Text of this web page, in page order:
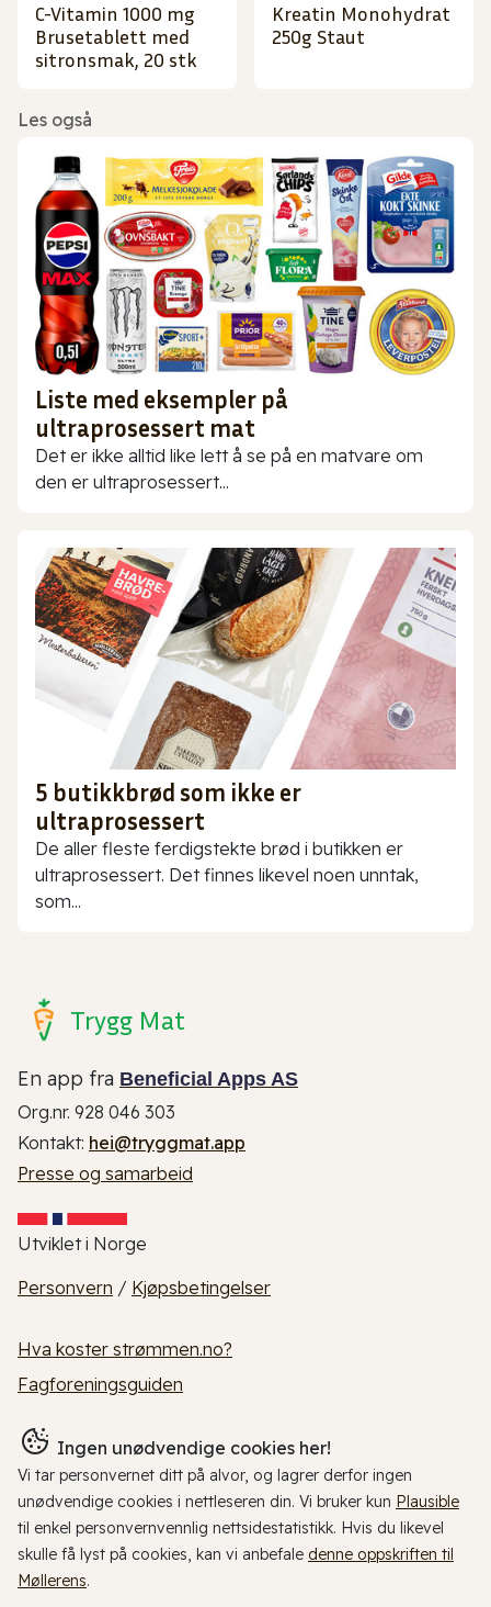
C-Vitamin 1000 mg
Brusetablett med
sitronsmak, 20 stk
Kreatin Monohydrat
250g Staut
Les også
Liste med eksempler på
ultraprosessert mat
Det er ikke alltid like lett å se på en matvare om
den er ultraprosessert...
5 butikkbrød som ikke er
ultraprosessert
De aller fleste ferdigstekte brød i butikken er
ultraprosessert. Det finnes likevel noen unntak,
som...
Trygg Mat
En app fra Beneficial Apps AS
Org.nr. 928 046 303
Kontakt: hei@tryggmat.app
Presse og samarbeid
Utviklet i Norge
Personvern / Kjøpsbetingelser
Hva koster strømmen.no?
Fagforeningsguiden
Ingen unødvendige cookies her!
Vi tar personvernet ditt på alvor, og lagrer derfor ingen
unødvendige cookies i nettleseren din. Vi bruker kun Plausible
til enkel personvernvennlig nettsidestatistikk. Hvis du likevel
skulle få lyst på cookies, kan vi anbefale denne oppskriften til
Møllerens.